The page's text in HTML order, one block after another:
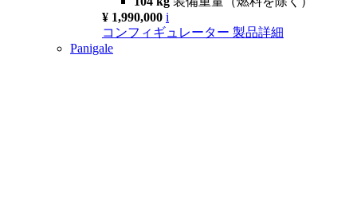
¥ 1,990,000 i
コンフィギュレーター 製品詳細
Panigale